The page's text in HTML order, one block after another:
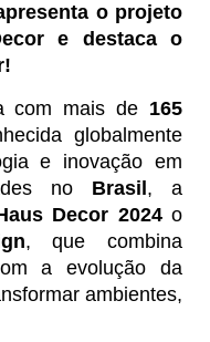
o projeto
e destaca o
com mais de 165
globalmente
e inovação em
no Brasil, a
Decor 2024o
, que combina
a evolução da
ambientes,